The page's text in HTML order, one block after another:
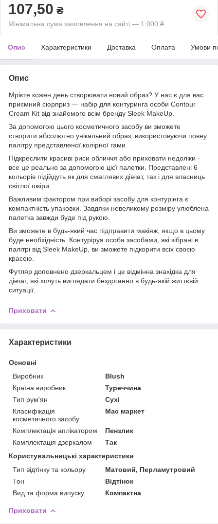
107,50 ₴
Мінімальна сума замовлення на сайті — 1 000 ₴
Опис Характеристики Доставка Оплата Умови
Опис
Мрієте кожен день створювати новий образ? У нас є для вас
приємний сюрприз — набір для контуринга особи Contour
Cream Kit від знайомого всім бренду Sleek MakeUp.
За допомогою цього косметичного засобу ви зможете
створити абсолютно унікальний образ, використовуючи повну
палітру представленої колірної гами.
Підкреслити красиві риси обличчя або приховати недоліки -
все це реально за допомогою цієї палетки. Представлені 6
кольорів підійдуть як для смаглявих дівчат, так і для власниць
світлої шкіри.
Важливим фактором при виборі засобу для контурінга є
компактність упаковки. Завдяки невеликому розміру улюблена
палетка завжди буде під рукою.
Ви зможете в будь-який час підправити макіяж, якщо в цьому
буде необхідність. Контуріруя особа засобами, які зібрані в
палітрі від Sleek MakeUp, ви зможете підкорити всіх своєю
красою.
Футляр доповнено дзеркальцем і це відмінна знахідка для
дівчат, які хочуть виглядати бездоганно в будь-якій життєвій
ситуації.
Приховати
Характеристики
Основні
Виробник
Blush
Країна виробник
Туреччина
Тип рум'ян
Сухі
Класифікація
косметичного засобу
Мас маркет
Комплектація аплікатором
Пензлик
Комплектація дзеркалом
Так
Користувальницькі характеристики
Тип відтінку та кольору
Матовий, Перламутровий
Тон
Відтінок
Вид та форма випуску
Компактна
Приховати